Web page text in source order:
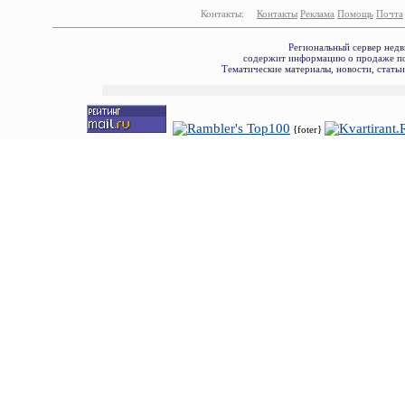
Контакты: Контакты Реклама Помощь Почта
Региональный сервер
содержит информацию о продаже
Тематические материалы, новости,
{foter}